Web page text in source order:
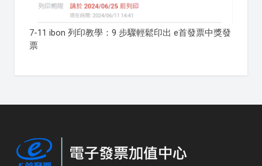
7-11 ibon 列印教學：9 步驟輕鬆印出 e首發票中獎發
票